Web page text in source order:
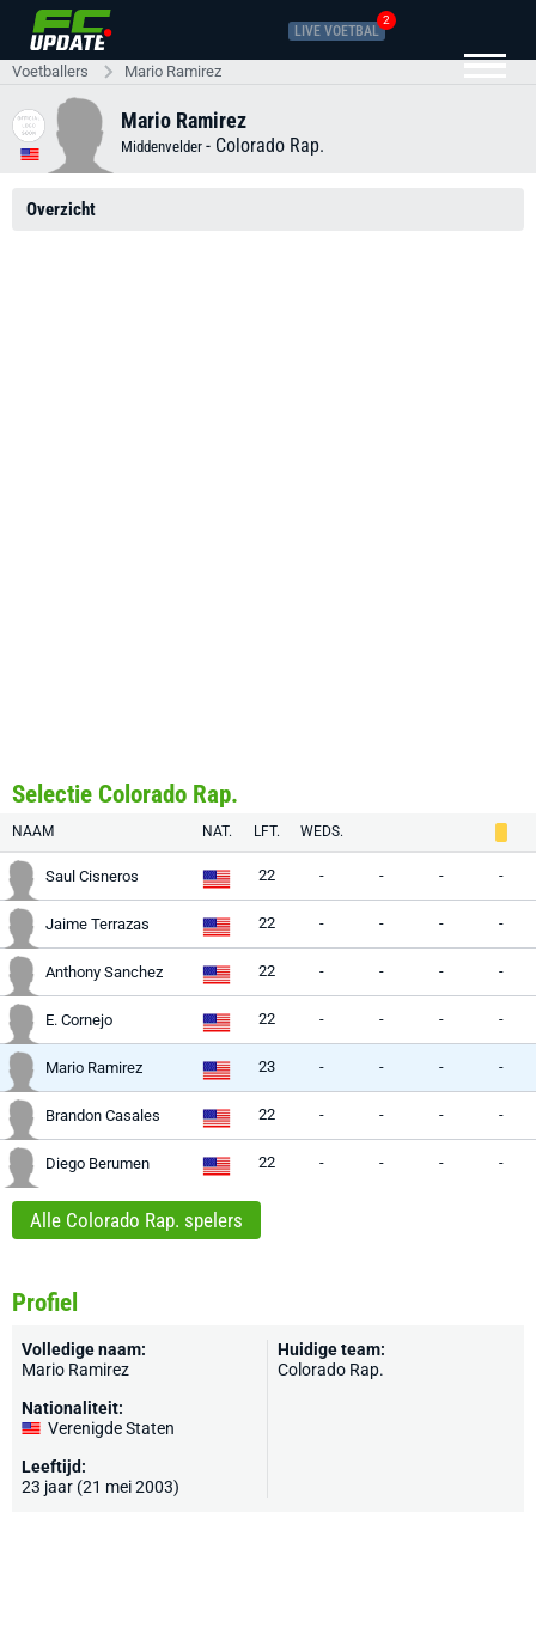
LIVE VOETBAL
2
Voetballers Mario Ramirez
Mario Ramirez
Middenvelder - Colorado Rap.
Overzicht
Selectie Colorado Rap.
NAAM NAT. LFT. WEDS.
Saul Cisneros 22 - - - -
Jaime Terrazas 22 - - - -
Anthony Sanchez 22 - - - -
E. Cornejo 22 - - - -
Mario Ramirez 23 - - - -
Brandon Casales 22 - - - -
Diego Berumen 22 - - - -
Alle Colorado Rap. spelers
Profiel
Volledige naam:
Mario Ramirez
Nationaliteit:
Verenigde Staten
Leeftijd:
23 jaar (21 mei 2003)
Huidige team:
Colorado Rap.